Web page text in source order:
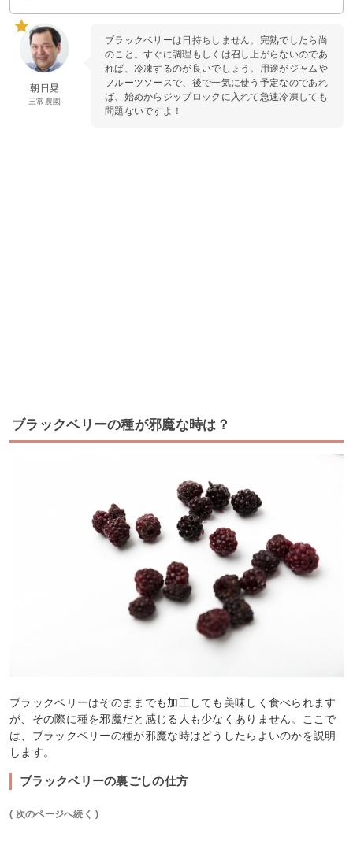
朝日晃
三常農園
ブラックベリーは日持ちしません。完熟でしたら尚
のこと。すぐに調理もしくは召し上がらないのであ
れば、冷凍するのが良いでしょう。用途がジャムや
フルーツソースで、後で一気に使う予定なのであれ
ば、始めからジップロックに入れて急速冷凍しても
問題ないですよ！
ブラックベリーの種が邪魔な時は？
ブラックベリーはそのままでも加工しても美味しく食べられます
が、その際に種を邪魔だと感じる人も少なくありません。ここで
は、ブラックベリーの種が邪魔な時はどうしたらよいのかを説明
します。
ブラックベリーの裏ごしの仕方
( 次のページへ続く )